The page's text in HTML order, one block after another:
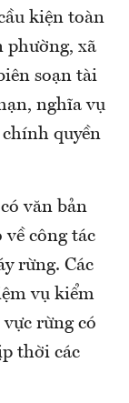
kiện toàn
phường, xã
soạn tài
nghĩa vụ
quyền
văn bản
công tác
rừng. Các
vụ kiểm
rừng có
thời các